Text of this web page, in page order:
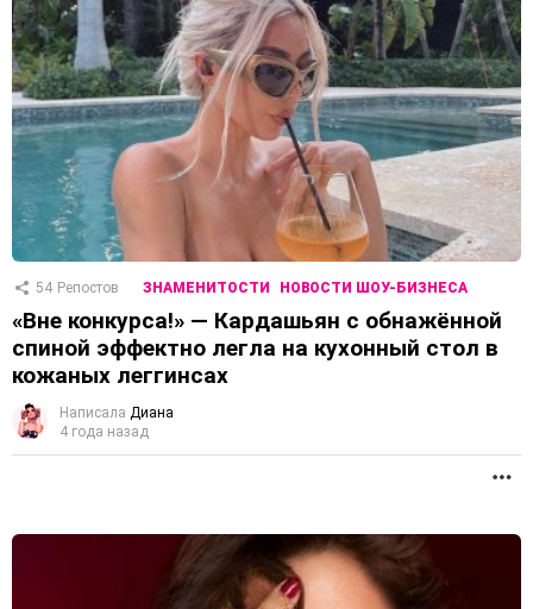
54 Репостов ЗНАМЕНИТОСТИ НОВОСТИ ШОУ-БИЗНЕСА
«Вне конкурса!» — Кардашьян с обнажённой
спиной эффектно легла на кухонный стол в
кожаных леггинсах
Написала Диана
4 года назад